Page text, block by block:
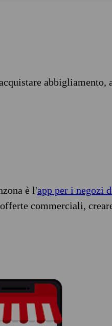
abbigliamento,
è l'app per i negozi
commerciali,